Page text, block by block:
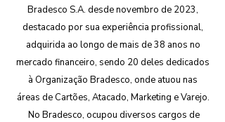
Bradesco S.A. desde novembro de 2023,
destacado por sua experiência profissional,
adquirida ao longo de mais de 38 anos no
mercado financeiro, sendo 20 deles dedicados
à Organização Bradesco, onde atuou nas
áreas de Cartões, Atacado, Marketing e Varejo.
No Bradesco, ocupou diversos cargos de